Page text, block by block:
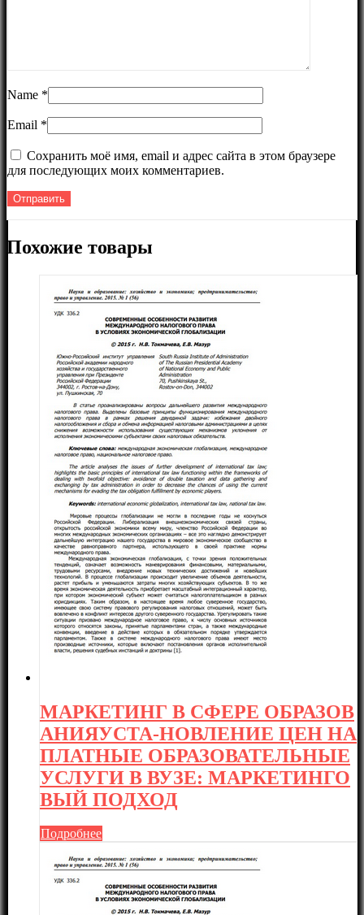
Name *
Email *
Сохранить моё имя, email и адрес сайта в этом браузере
для последующих моих комментариев.
Похожие товары
МАРКЕТИНГ В СФЕРЕ ОБРАЗОВ
АНИЯУСТА-НОВЛЕНИЕ ЦЕН НА
ПЛАТНЫЕ ОБРАЗОВАТЕЛЬНЫЕ
УСЛУГИ В ВУЗЕ: МАРКЕТИНГО
ВЫЙ ПОДХОД
Подробнее